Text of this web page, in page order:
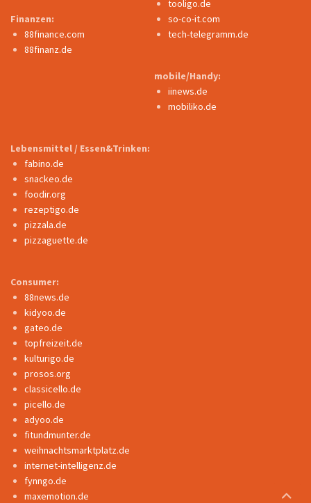
Finanzen:
88finance.com
88finanz.de
tooligo.de
so-co-it.com
tech-telegramm.de
mobile/Handy:
iinews.de
mobiliko.de
Lebensmittel / Essen&Trinken:
fabino.de
snackeo.de
foodir.org
rezeptigo.de
pizzala.de
pizzaguette.de
Consumer:
88news.de
kidyoo.de
gateo.de
topfreizeit.de
kulturigo.de
prosos.org
classicello.de
picello.de
adyoo.de
fitundmunter.de
weihnachtsmarktplatz.de
internet-intelligenz.de
fynngo.de
maxemotion.de